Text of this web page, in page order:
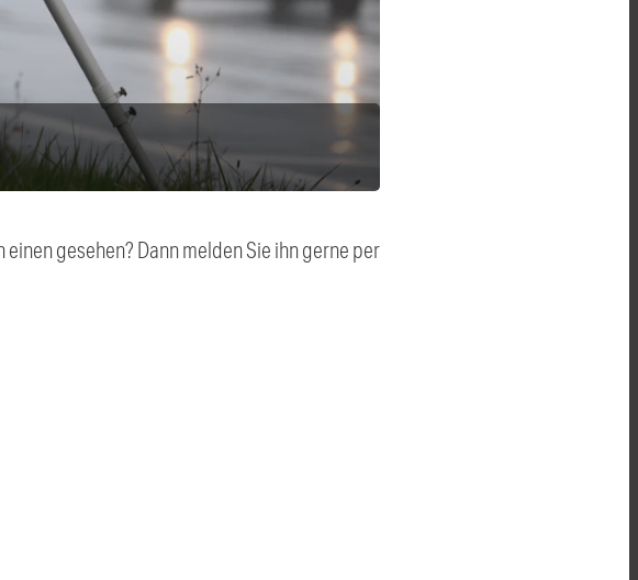
gesehen? Dann melden Sie ihn gerne per